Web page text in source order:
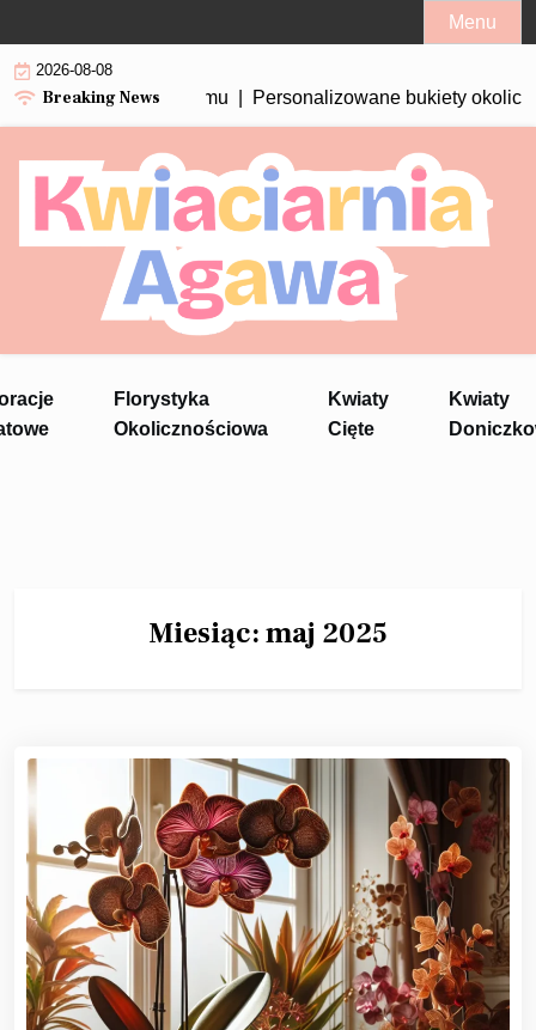
to
content
Menu
2026-08-08
Breaking NewsPersonalizowane bukiety okolicznościowe –
Florystyka
Okolicznościowa
Kwiaty
Cięte
Kwiaty
Miesiąc:maj 2025